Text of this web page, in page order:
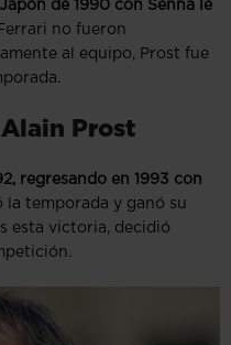
de 1990 con Senna le
no fueron
al equipo, Prost fue
Prost
regresando en 1993 con
la temporada y ganó su
esta victoria, decidió